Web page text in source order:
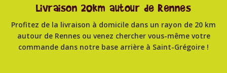
Livraison 20km autour de Rennes
Profitez de la livraison à domicile dans un rayon de 20 km
autour de Rennes ou venez chercher vous-même votre
commande dans notre base arrière à Saint-Grégoire !